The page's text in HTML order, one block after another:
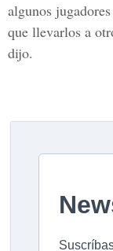
algunos
que llevarlos a
dijo.